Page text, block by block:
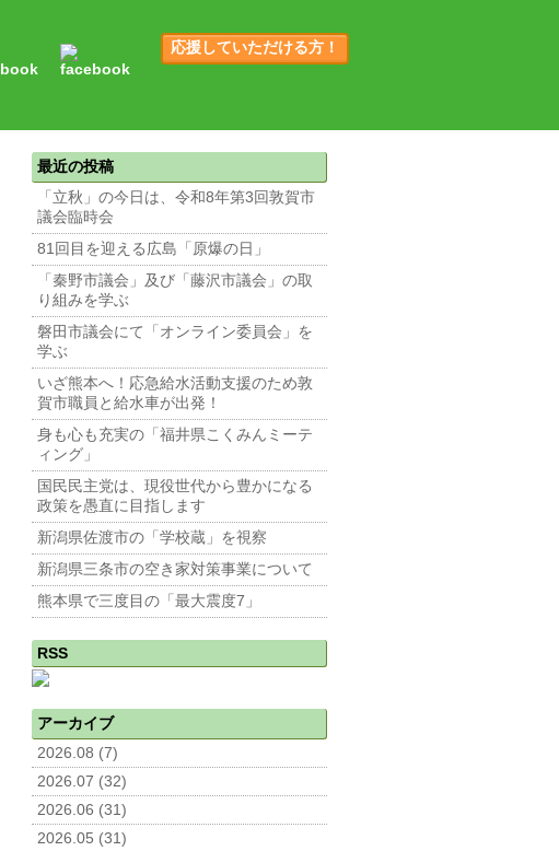
応援していただける方！
最近の投稿
「立秋」の今日は、令和8年第3回敦賀市
議会臨時会
81回目を迎える広島「原爆の日」
「秦野市議会」及び「藤沢市議会」の取
り組みを学ぶ
磐田市議会にて「オンライン委員会」を
学ぶ
いざ熊本へ！応急給水活動支援のため敦
賀市職員と給水車が出発！
身も心も充実の「福井県こくみんミーテ
ィング」
国民民主党は、現役世代から豊かになる
政策を愚直に目指します
新潟県佐渡市の「学校蔵」を視察
新潟県三条市の空き家対策事業について
熊本県で三度目の「最大震度7」
RSS
アーカイブ
2026.08 (7)
2026.07 (32)
2026.06 (31)
2026.05 (31)